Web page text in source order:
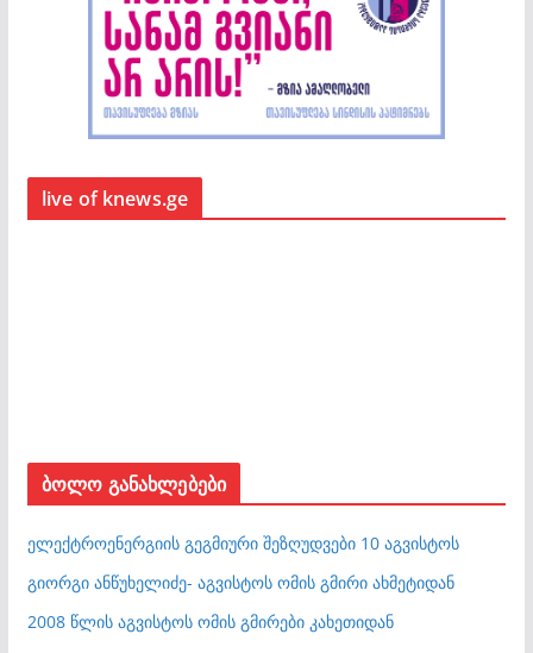
live of knews.ge
ბოლო განახლებები
ელექტროენერგიის გეგმიური შეზღუდვები 10 აგვისტოს
გიორგი ანწუხელიძე- აგვისტოს ომის გმირი ახმეტიდან
2008 წლის აგვისტოს ომის გმირები კახეთიდან